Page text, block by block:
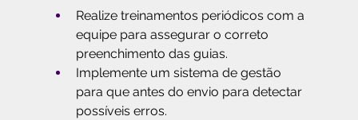
Realize treinamentos periódicos com a
equipe para assegurar o correto
preenchimento das guias.
Implemente um sistema de gestão
para que antes do envio para detectar
possíveis erros.